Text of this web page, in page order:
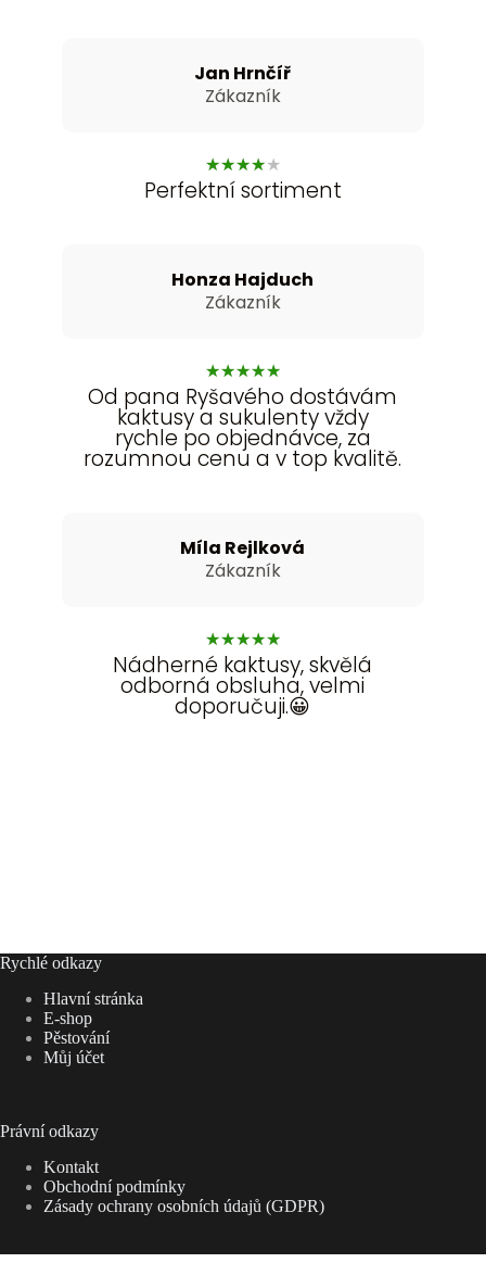
Jan Hrnčíř
Zákazník
★★★★★
Perfektní sortiment
Honza Hajduch
Zákazník
★★★★★
Od pana Ryšavého dostávám
kaktusy a sukulenty vždy
rychle po objednávce, za
rozumnou cenu a v top kvalitě.
Míla Rejlková
Zákazník
★★★★★
Nádherné kaktusy, skvělá
odborná obsluha, velmi
doporučuji.😀
Rychlé odkazy
Hlavní stránka
E-shop
Pěstování
Můj účet
Právní odkazy
Kontakt
Obchodní podmínky
Zásady ochrany osobních údajů (GDPR)